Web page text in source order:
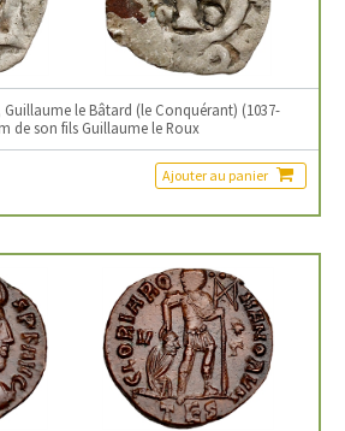
le Bâtard (le Conquérant) (1037-
de son fils Guillaume le Roux
Ajouter au panier